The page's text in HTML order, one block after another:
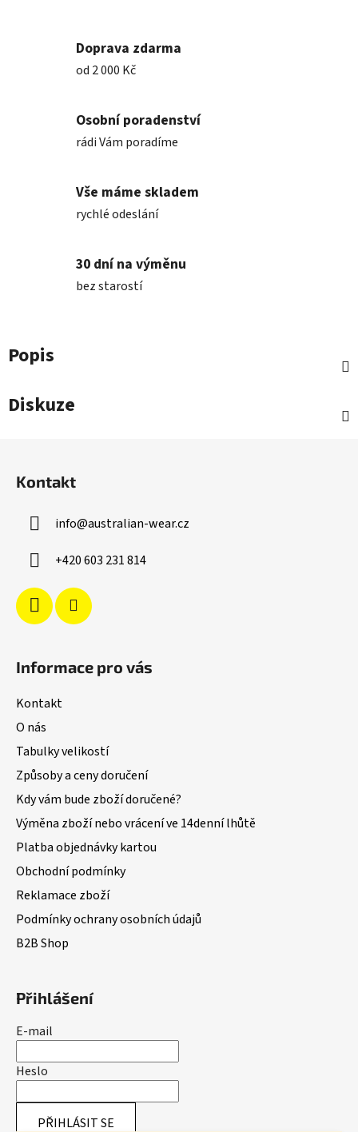
Doprava zdarma
od 2 000 Kč
Osobní poradenství
rádi Vám poradíme
Vše máme skladem
rychlé odeslání
30 dní na výměnu
bez starostí
Popis
Diskuze
Kontakt
info@australian-wear.cz
+420 603 231 814
Informace pro vás
Kontakt
O nás
Tabulky velikostí
Způsoby a ceny doručení
Kdy vám bude zboží doručené?
Výměna zboží nebo vrácení ve 14denní lhůtě
Platba objednávky kartou
Obchodní podmínky
Reklamace zboží
Podmínky ochrany osobních údajů
B2B Shop
Přihlášení
E-mail
Heslo
PŘIHLÁSIT SE